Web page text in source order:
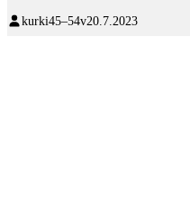
kurki45–54v20.7.2023